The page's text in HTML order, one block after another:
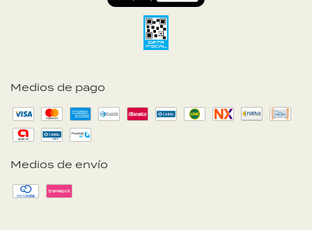
Medios de pago
Medios de envío